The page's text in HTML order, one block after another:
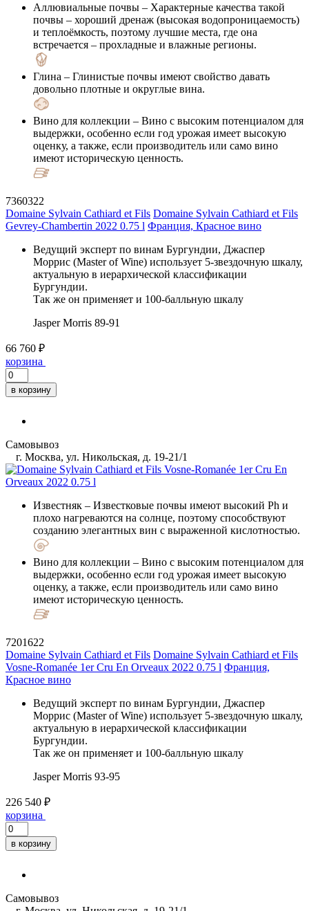
Аллювиальные почвы – Характерные качества такой
почвы – хороший дренаж (высокая водопроницаемость)
и теплоёмкость, поэтому лучшие места, где она
встречается – прохладные и влажные регионы.
Глина – Глинистые почвы имеют свойство давать
довольно плотные и округлые вина.
Вино для коллекции – Вино с высоким потенциалом для
выдержки, особенно если год урожая имеет высокую
оценку, а также, если производитель или само вино
имеют историческую ценность.
7360322
Domaine Sylvain Cathiard et Fils Domaine Sylvain Cathiard et Fils
Gevrey-Chambertin 2022 0.75 l Франция, Красное вино
Ведущий эксперт по винам Бургундии, Джаспер
Моррис (Master of Wine) использует 5-звездочную шкалу,
актуальную в иерархической классификации
Бургундии.
Так же он применяет и 100-балльную шкалу
Jasper Morris 89-91
66 760 ₽
корзина
в корзину
Самовывоз
г. Москва, ул. Никольская, д. 19-21/1
Известняк – Известковые почвы имеют высокий Ph и
плохо нагреваются на солнце, поэтому способствуют
созданию элегантных вин с выраженной кислотностью.
Вино для коллекции – Вино с высоким потенциалом для
выдержки, особенно если год урожая имеет высокую
оценку, а также, если производитель или само вино
имеют историческую ценность.
7201622
Domaine Sylvain Cathiard et Fils Domaine Sylvain Cathiard et Fils
Vosne-Romanée 1er Cru En Orveaux 2022 0.75 l Франция,
Красное вино
Ведущий эксперт по винам Бургундии, Джаспер
Моррис (Master of Wine) использует 5-звездочную шкалу,
актуальную в иерархической классификации
Бургундии.
Так же он применяет и 100-балльную шкалу
Jasper Morris 93-95
226 540 ₽
корзина
в корзину
Самовывоз